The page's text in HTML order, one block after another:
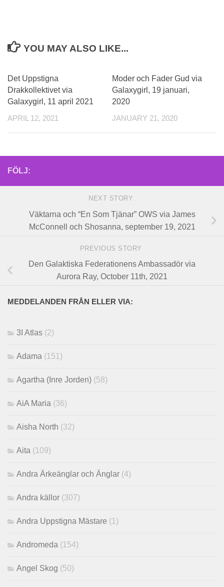
YOU MAY ALSO LIKE...
Det Uppstigna
Drakkollektivet via
Galaxygirl, 11 april 2021
APRIL 12, 2021
Moder och Fader Gud via
Galaxygirl, 19 januari,
2020
JANUARY 21, 2020
FÖLJ:
NEXT STORY
Väktarna och “En Som Tjänar” OWS via James
McConnell och Shosanna, september 19, 2021
PREVIOUS STORY
Den Galaktiska Federationens Ambassadör via
Aurora Ray, October 11th, 2021
MEDDELANDEN FRÅN ELLER VIA:
3I Atlas (2)
Adama (151)
Agartha (Inre Jorden) (58)
AiA Maria (36)
Aisha North (32)
Aita (109)
Andra Ärkeänglar och Änglar (4)
Andra källor (307)
Andra Uppstigna Mästare (1)
Andromeda (154)
Angel Skog (50)